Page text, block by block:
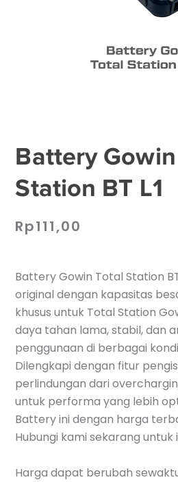
Battery
Station BT L1
Rp111,00
Battery Gowin Total Station
original dengan kapasitas
khusus untuk Total Station
daya tahan lama, stabil, dan
penggunaan di berbagai
Dilengkapi dengan fitur
perlindungan dari
untuk performa yang lebih
Battery ini dengan harga
Hubungi kami sekarang
Harga dapat berubah